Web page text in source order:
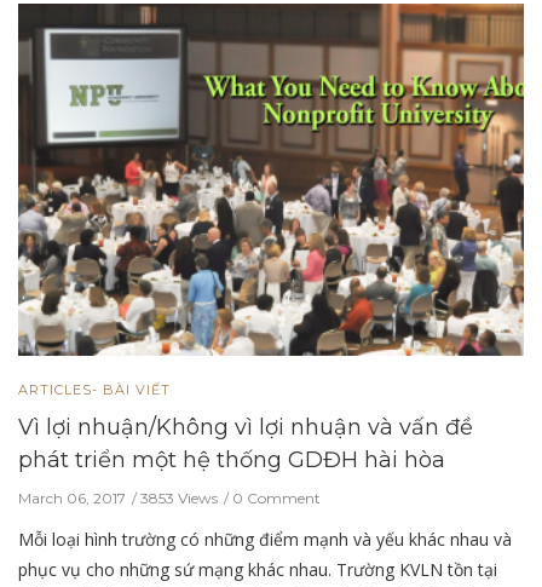
ARTICLES- BÀI VIẾT
Vì lợi nhuận/Không vì lợi nhuận và vấn đề
phát triển một hệ thống GDĐH hài hòa
March 06, 2017 3853 Views 0 Comment
Mỗi loại hình trường có những điểm mạnh và yếu khác nhau và
phục vụ cho những sứ mạng khác nhau. Trường KVLN tồn tại